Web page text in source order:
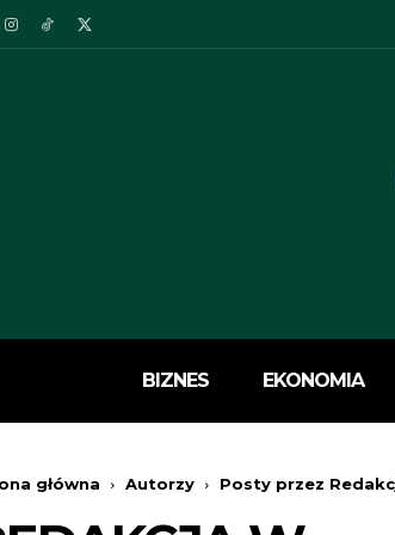
BIZNES EKONOMIA
główna Autorzy Posty przez